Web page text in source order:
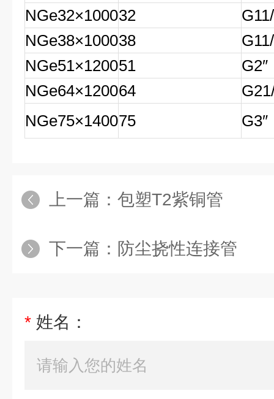
NGe32×100032
NGe38×100038
NGe51×120051
G2″
NGe64×120064
NGe75×140075 G3″
上一篇： 包塑T2紫铜管
下一篇： 防尘挠性连接管
* 姓名：